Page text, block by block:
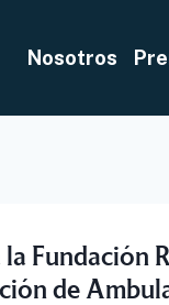
Nosotros
Fundación
de